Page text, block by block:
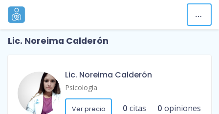
Lic. Noreima Calderón
Lic. Noreima Calderón
Psicología
Ver precio 0 citas 0 opiniones